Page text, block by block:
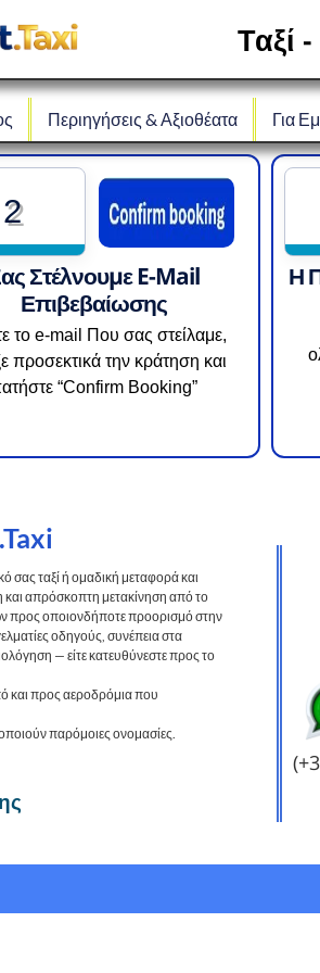
Ταξί
Περιηγήσεις & Αξιοθέατα Για
2
Στέλνουμε E-Mail
Επιβεβαίωσης
το e-mail Που σας στείλαμε,
προσεκτικά την κράτηση και
“Confirm Booking”
Η
σας ταξί ή ομαδική μεταφορά και
και απρόσκοπτη μετακίνηση από το
προς οποιονδήποτε προορισμό στην
οδηγούς, συνέπεια στα
— είτε κατευθύνεστε προς το
και προς αεροδρόμια που
παρόμοιες ονομασίες.